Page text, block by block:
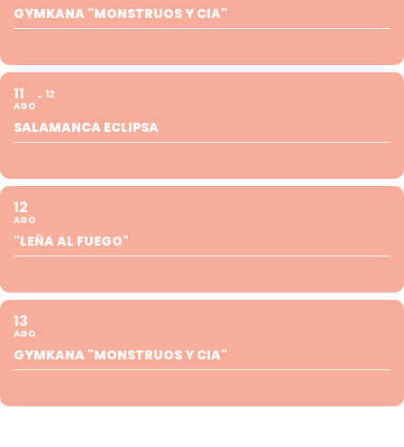
GYMKANA "MONSTRUOS Y CIA"
11
AGO
12
SALAMANCA ECLIPSA
12
AGO
"LEÑA AL FUEGO"
13
AGO
GYMKANA "MONSTRUOS Y CIA"